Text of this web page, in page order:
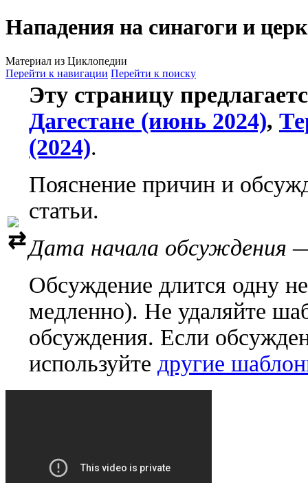
Нападения на синагоги и
Материал из Циклопедии
Перейти к навигации Перейти к поиску
Эту страницу
Дагестане (июнь 2024),
(2024).
Пояснение причин и
статьи.
Дата начала обсуждения
Обсуждение длится одну
медленно). Не удаляйте
обсуждения. Если
используйте другие